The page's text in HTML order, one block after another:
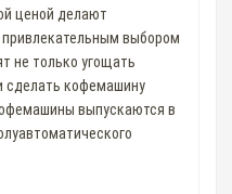
ценой делают
выбором
не только угощать
сделать кофемашину
выпускаются в